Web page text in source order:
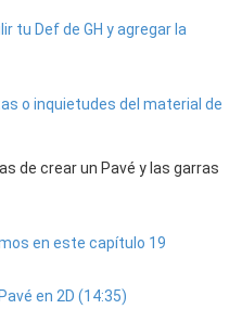
tu Def de GH y agregar la
o inquietudes del material de
de crear un Pavé y las garras
en este capítulo 19
en 2D (14:35)